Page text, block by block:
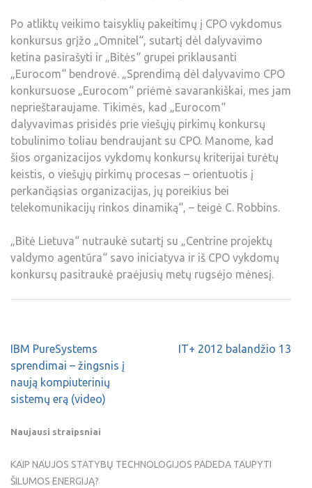
Po atliktų veikimo taisyklių pakeitimų į CPO vykdomus
konkursus grįžo „Omnitel“, sutartį dėl dalyvavimo
ketina pasirašyti ir „Bitės“ grupei priklausanti
„Eurocom“ bendrovė. „Sprendimą dėl dalyvavimo CPO
konkursuose „Eurocom“ priėmė savarankiškai, mes jam
neprieštaraujame. Tikimės, kad „Eurocom“
dalyvavimas prisidės prie viešųjų pirkimų konkursų
tobulinimo toliau bendraujant su CPO. Manome, kad
šios organizacijos vykdomų konkursų kriterijai turėtų
keistis, o viešųjų pirkimų procesas – orientuotis į
perkančiąsias organizacijas, jų poreikius bei
telekomunikacijų rinkos dinamiką“, – teigė C. Robbins.
„Bitė Lietuva“ nutraukė sutartį su „Centrine projektų
valdymo agentūra“ savo iniciatyva ir iš CPO vykdomų
konkursų pasitraukė praėjusių metų rugsėjo mėnesį.
IBM PureSystems
sprendimai – žingsnis į
naują kompiuterinių
sistemų erą (video)
IT+ 2012 balandžio 13
Naujausi straipsniai
KAIP NAUJOS STATYBŲ TECHNOLOGIJOS PADEDA TAUPYTI
ŠILUMOS ENERGIJĄ?